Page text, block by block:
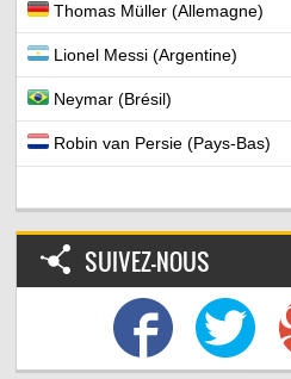
Thomas Müller (Allemagne)
Lionel Messi (Argentine)
Neymar (Brésil)
Robin van Persie (Pays-Bas)
SUIVEZ-NOUS